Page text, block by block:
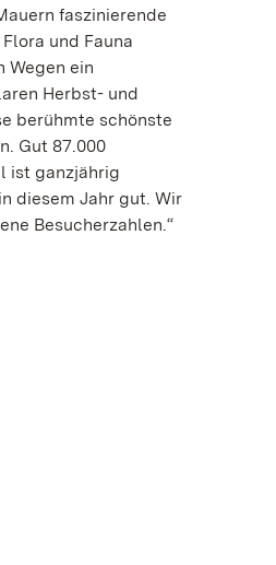
faszinierende
und Fauna
Wegen ein
Herbst- und
berühmte schönste
Gut 87.000
ist ganzjährig
diesem Jahr gut. Wir
Besucherzahlen.“